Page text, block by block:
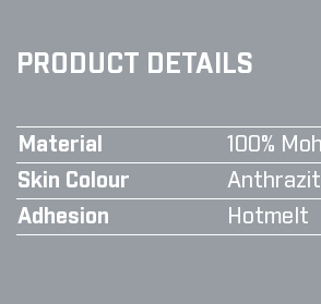
PRODUCT DETAILS
Material
100%
Skin Colour
Adhesion
Hotmelt